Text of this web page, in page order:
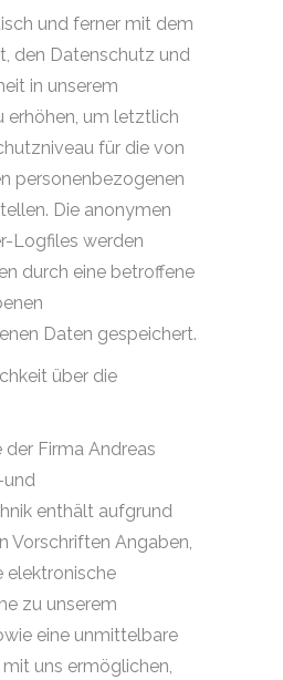
und ferner mit dem
den Datenschutz und
in unserem
erhöhen, um letztlich
für die von
personenbezogenen
Die anonymen
Logfiles werden
durch eine betroffene
Daten gespeichert.
über die
der Firma Andreas
und
enthält aufgrund
Vorschriften Angaben,
elektronische
zu unserem
eine unmittelbare
uns ermöglichen,